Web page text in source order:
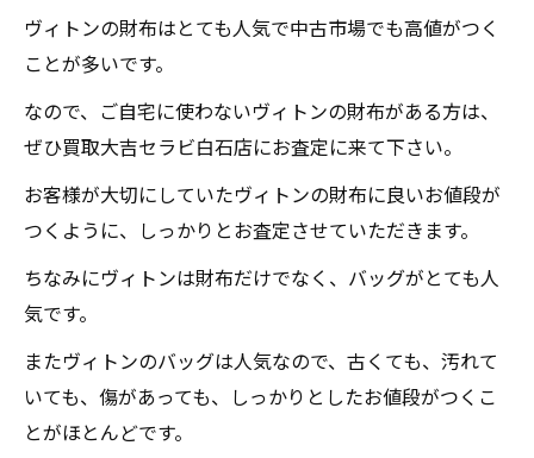
ヴィトンの財布はとても人気で中古市場でも高値がつく
ことが多いです。
なので、ご自宅に使わないヴィトンの財布がある方は、
ぜひ買取大吉セラビ白石店にお査定に来て下さい。
お客様が大切にしていたヴィトンの財布に良いお値段が
つくように、しっかりとお査定させていただきます。
ちなみにヴィトンは財布だけでなく、バッグがとても人
気です。
またヴィトンのバッグは人気なので、古くても、汚れて
いても、傷があっても、しっかりとしたお値段がつくこ
とがほとんどです。